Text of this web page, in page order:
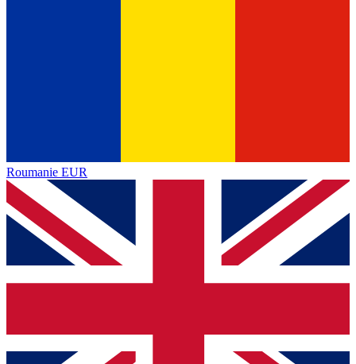
Roumanie EUR